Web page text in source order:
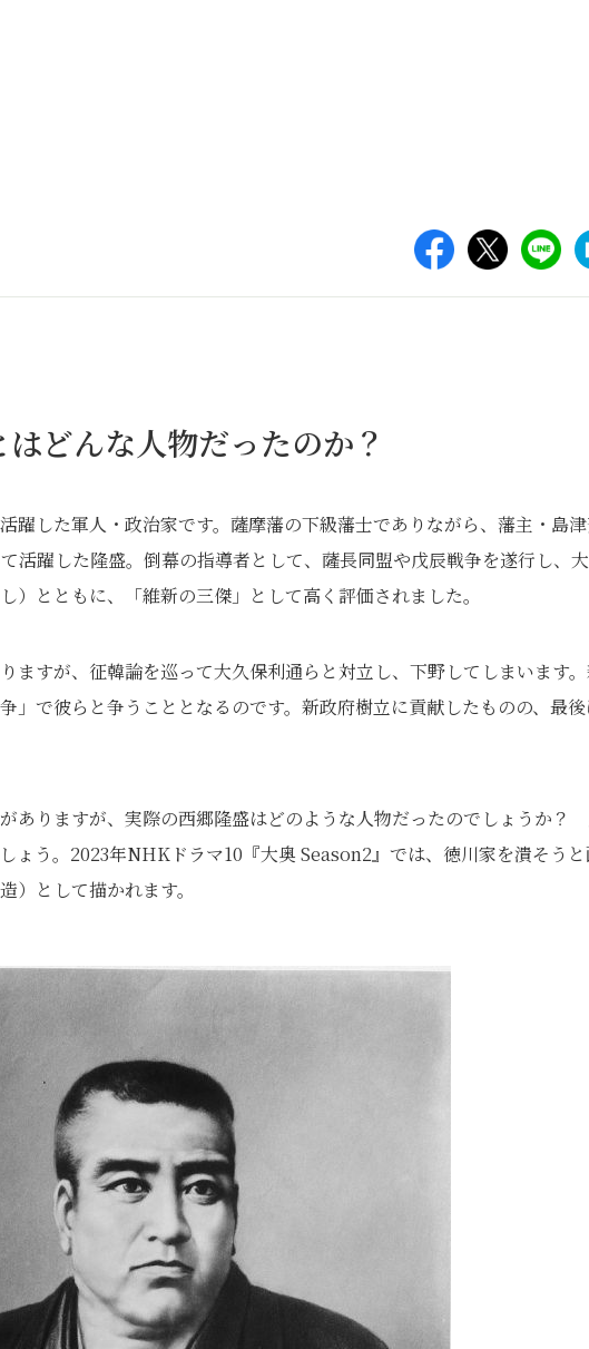
どんな人物だったのか？
躍した軍人・政治家です。薩摩藩の下級藩士でありながら、藩主・島
活躍した隆盛。倒幕の指導者として、薩長同盟や戊辰戦争を遂行し、
）とともに、「維新の三傑」として高く評価されました。
ますが、征韓論を巡って大久保利通らと対立し、下野してしまいます
」で彼らと争うこととなるのです。新政府樹立に貢献したものの、最
ありますが、実際の西郷隆盛はどのような人物だったのでしょうか？
ょう。2023年NHKドラマ10『大奥 Season2』では、徳川家を潰そう
）として描かれます。